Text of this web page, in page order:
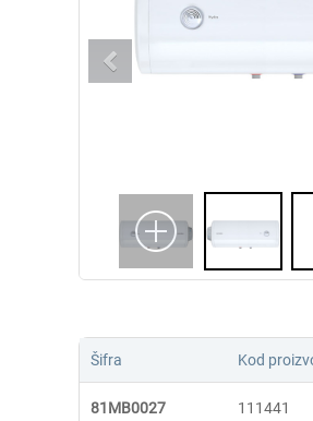
Šifra Kod
81MB0027 111441